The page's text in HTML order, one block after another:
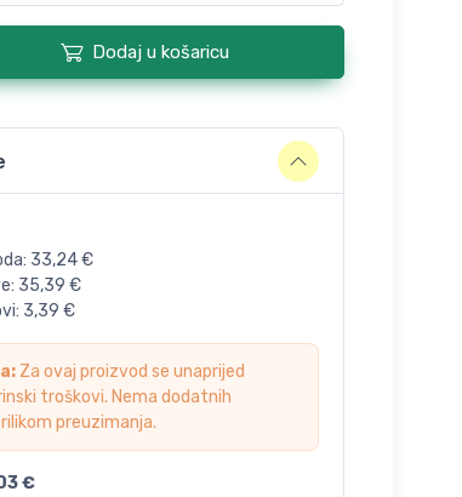
Dodaj u košaricu
33,24€
35,39 €
3,39 €
Za ovaj proizvod se unaprijed
troškovi. Nema dodatnih
preuzimanja.
€